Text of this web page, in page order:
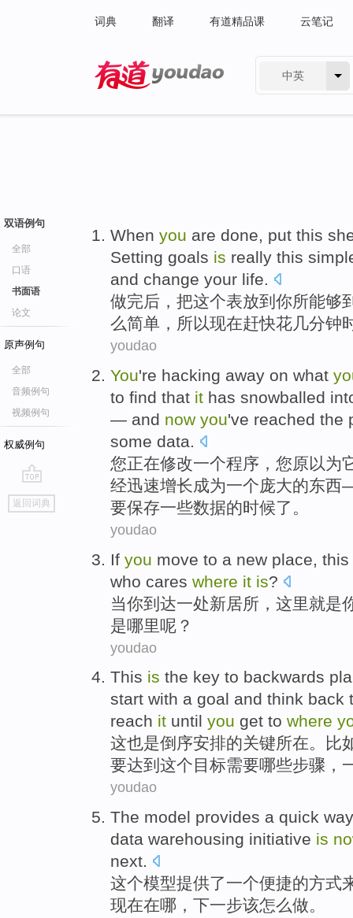
词典 翻译 有道精品课 云笔记
中英
双语例句
全部
口语
书面语
论文
原声例句
全部
音频例句
视频例句
权威例句
go
top
返回词典
When you are done, put this
Setting goals is really this
and change your life.
做完后 ， 把这个表放到 你所能够
么简单 ， 所以现在赶快花几分钟
youdao
You're hacking away on what
to find that it has snowballed
— and now you've reached the
some data.
您正在修改一个程序 ，您原以为
经迅速增长成为一个庞大的东西
要保存一些数据的时候了。
youdao
If you move to a new place this
who cares where it is?
当你到达一处新居所， 这里就是
是哪里呢？
youdao
This is the key to backwards
start with a goal and think back
reach it until you get to where
这也是倒序安排的关键所在。
比
要达到 这个目标需要哪些步骤 ，
youdao
The model provides a quick way
data warehousing initiative is
next.
这个模型提供了一个便捷的方式
现在在哪 ，下一步该怎么做。